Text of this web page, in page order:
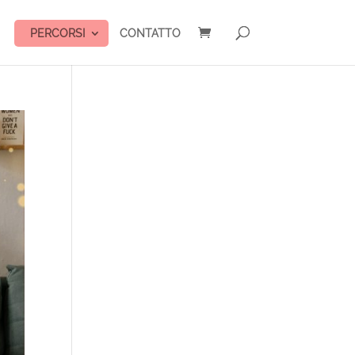
PERCORSI CONTATTO